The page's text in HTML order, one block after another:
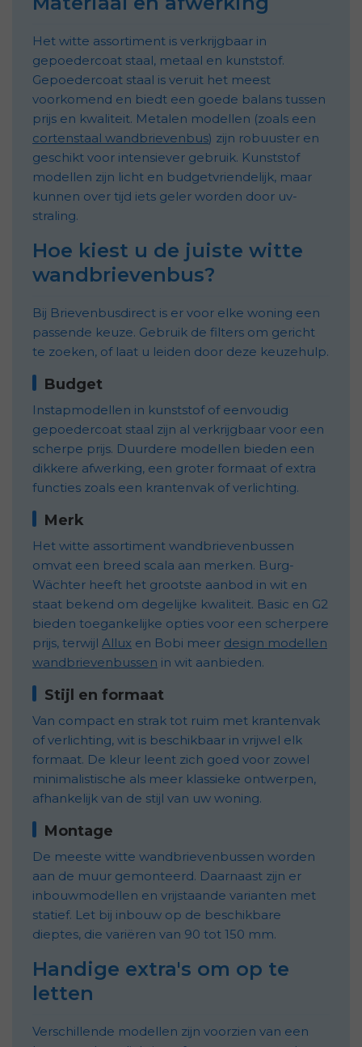
Het witte assortiment is verkrijgbaar in
gepoedercoat staal, metaal en kunststof.
Gepoedercoat staal is veruit het meest
voorkomend en biedt een goede balans tussen
prijs en kwaliteit. Metalen modellen (zoals een
cortenstaal wandbrievenbus) zijn robuuster en
geschikt voor intensiever gebruik. Kunststof
modellen zijn licht en budgetvriendelijk, maar
kunnen over tijd iets geler worden door uv-
straling.
Hoe kiest u de juiste witte
wandbrievenbus?
Bij Brievenbusdirect is er voor elke woning een
passende keuze. Gebruik de filters om gericht
te zoeken, of laat u leiden door deze keuzehulp.
Budget
Instapmodellen in kunststof of eenvoudig
gepoedercoat staal zijn al verkrijgbaar voor een
scherpe prijs. Duurdere modellen bieden een
dikkere afwerking, een groter formaat of extra
functies zoals een krantenvak of verlichting.
Merk
Het witte assortiment wandbrievenbussen
omvat een breed scala aan merken. Burg-
Wächter heeft het grootste aanbod in wit en
staat bekend om degelijke kwaliteit. Basic en G2
bieden toegankelijke opties voor een scherpere
prijs, terwijl Allux en Bobi meer design modellen
wandbrievenbussen in wit aanbieden.
Stijl en formaat
Van compact en strak tot ruim met krantenvak
of verlichting, wit is beschikbaar in vrijwel elk
formaat. De kleur leent zich goed voor zowel
minimalistische als meer klassieke ontwerpen,
afhankelijk van de stijl van uw woning.
Montage
De meeste witte wandbrievenbussen worden
aan de muur gemonteerd. Daarnaast zijn er
inbouwmodellen en vrijstaande varianten met
statief. Let bij inbouw op de beschikbare
dieptes, die variëren van 90 tot 150 mm.
Handige extra's om op te
letten
Verschillende modellen zijn voorzien van een